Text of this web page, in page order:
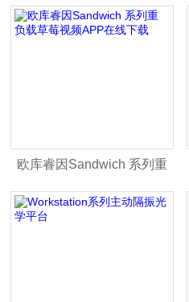
空气噪声
欧库睿因Sandwich 系列重
负载草莓视频APP在线下载